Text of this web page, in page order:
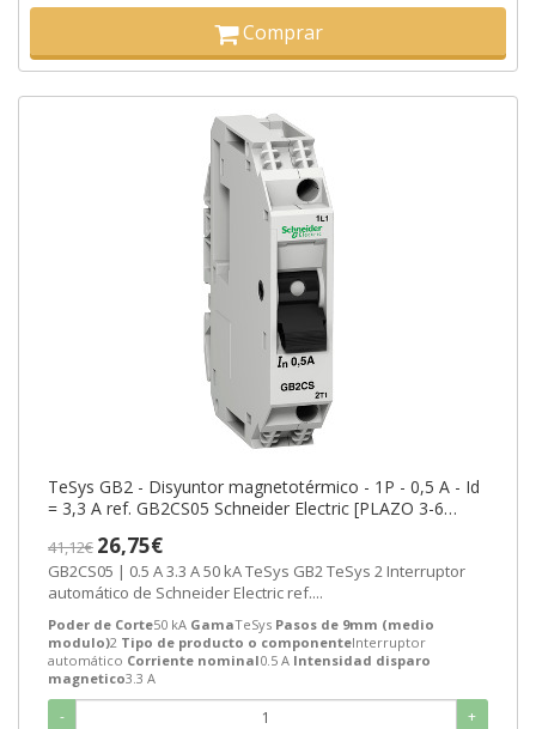
Comprar
TeSys GB2 - Disyuntor magnetotérmico - 1P - 0,5 A - Id
= 3,3 A ref. GB2CS05 Schneider Electric [PLAZO 3-6
41,12€ 26,75€
GB2CS05 | 0.5 A 3.3 A 50 kA TeSys GB2 TeSys 2 Interruptor
automático de Schneider Electric ref....
Poder de Corte50 kA GamaTeSys Pasos de 9mm (medio
modulo)2 Tipo de producto o componenteInterruptor
automático Corriente nominal0.5 A Intensidad disparo
magnetico3.3 A
- +